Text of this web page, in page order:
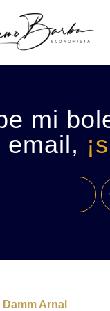
mi
email,
Arnal